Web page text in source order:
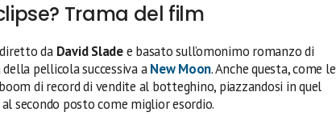
Trama del film
da David Sladee basato sull’omonimo romanzo di
pellicola successiva aNew Moon. Anche questa, come le
di record di vendite al botteghino, piazzandosi in quel
secondo posto come miglior esordio.